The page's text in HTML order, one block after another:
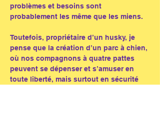
problèmes et besoins sont
probablement les même que les miens.
Toutefois, propriétaire d’un husky, je
pense que la création d’un parc à chien,
où nos compagnons à quatre pattes
peuvent se dépenser et s’amuser en
toute liberté, mais surtout en sécurité